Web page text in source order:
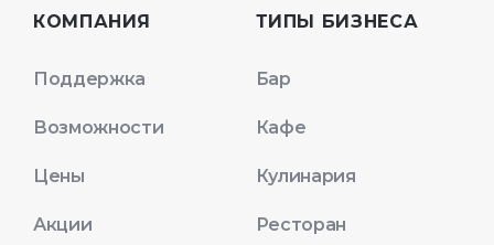
КОМПАНИЯ
Поддержка
Возможности
Цены
Акции
ТИПЫ БИЗНЕСА
Бар
Кафе
Кулинария
Ресторан